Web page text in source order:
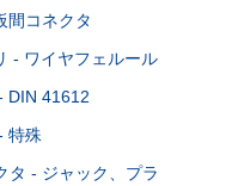
間コネクタ
- ワイヤフェルール
DIN 41612
特殊
タ - ジャック、プラ